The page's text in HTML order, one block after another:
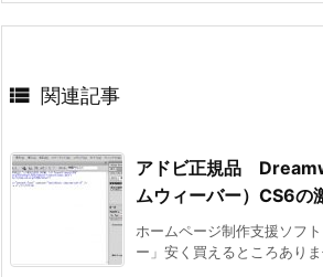
 関連記事
アドビ正規品
ムウィーバー）CS6の
ホームページ制作支援ソフ
ー」安く買えるところあり